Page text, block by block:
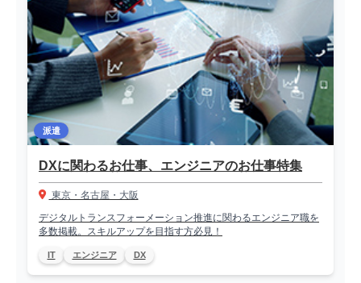
派遣
DXに関わるお仕事、エンジニアのお仕事特集
東京・名古屋・大阪
デジタルトランスフォーメーション推進に関わるエンジニア職を
多数掲載。スキルアップを目指す方必見！
IT エンジニア DX